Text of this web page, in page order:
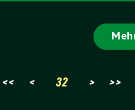
<< < 32 > >>